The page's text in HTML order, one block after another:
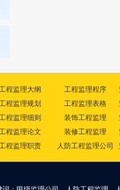
程监理大纲
程监理规划
程监理细则
程监理论文
程监理职责
工程监理程序
工程监理表格
装饰工程监理
装修工程监理
人防工程监理公司